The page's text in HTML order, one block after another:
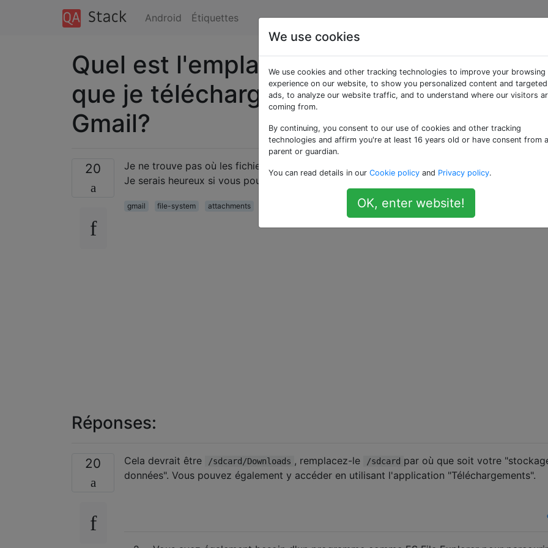
Android Étiquettes
Quel est l'emplacement des pièces
que je télécharge à partir de
Gmail?
20
Je ne trouve pas où les fichiers sont enregistrés après les avoir téléchargés à partir d'un
Je serais heureux si vous pouviez me diriger vers l'endroit.
gmail file-system attachments
Réponses:
20 Cela devrait être /sdcard/Downloads , remplacez-le /sdcard par où que soit votre
données". Vous pouvez également y accéder en utilisant l'application "Téléchargements".
We use cookies
We use cookies and other tracking technologies to improve your browsing
experience on our website, to show you personalized content and targeted
ads, to analyze our website traffic, and to understand where our visitors
coming from.
By continuing, you consent to our use of cookies and other tracking
technologies and affirm you're at least 16 years old or have consent from a
parent or guardian.
You can read details in our Cookie policy and Privacy policy.
OK, enter website!